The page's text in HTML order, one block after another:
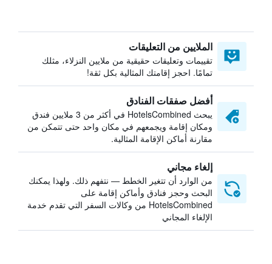
الملايين من التعليقات
تقييمات وتعليقات حقيقية من ملايين النزلاء، مثلك
تمامًا. احجز إقامتك المثالية بكل ثقة!
أفضل صفقات الفنادق
يبحث HotelsCombined في أكثر من 3 ملايين فندق
ومكان إقامة ويجمعهم في مكان واحد حتى تتمكن من
مقارنة أماكن الإقامة المثالية.
إلغاء مجاني
من الوارد أن تتغير الخطط — نتفهم ذلك. ولهذا يمكنك
البحث وحجز فنادق وأماكن إقامة على
HotelsCombined من وكالات السفر التي تقدم خدمة
الإلغاء المجاني